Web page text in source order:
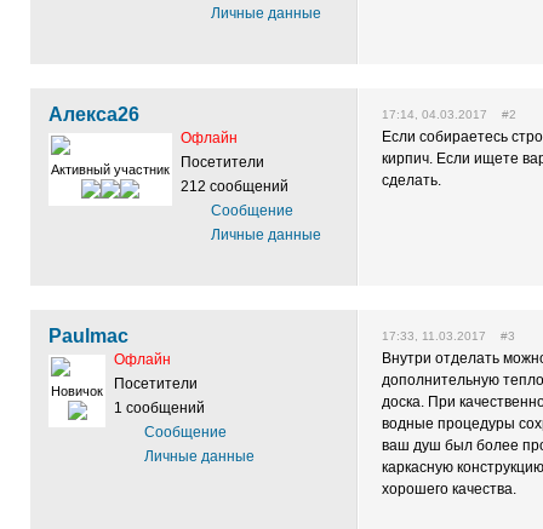
Личные данные
Алекса26
Активный участник
Офлайн
Посетители
212 сообщений
Сообщение
Личные данные
17:14, 04.03.2017 #2
Если собираетесь
кирпич. Если ищете
сделать.
Paulmac
Новичок
Офлайн
Посетители
1 сообщений
Сообщение
Личные данные
17:33, 11.03.2017 #3
Внутри отделать
дополнительную
доска. При
водные процедуры
ваш душ был более
каркасную
хорошего качества.